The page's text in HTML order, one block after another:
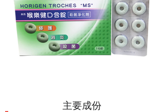
​主要成份